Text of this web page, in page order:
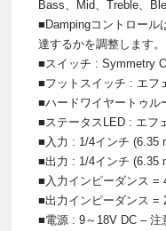
Bass、Mid、Treble、
■Dampingコントロール
達するかを調整します。
■スイッチ : Symmetry
■フットスイッチ : エフ
■ハードワイヤートゥル
■ステータスLED : エフ
■入力 : 1/4インチ (6.35
■出力 : 1/4インチ (6.35
■入力インピーダンス =
■出力インピーダンス =
■電源 : 9～18V DC – 注